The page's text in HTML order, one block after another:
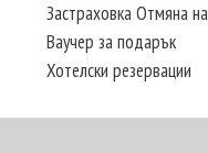
Застраховка Отмяна
Ваучер за подарък
Хотелски резервации